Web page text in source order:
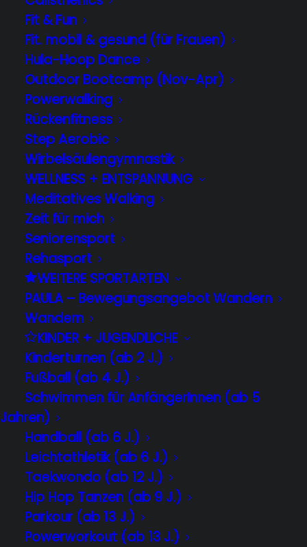
Fit & Fun
Fit. mobil & gesund (für Frauen)
Hula-Hoop Dance
Outdoor Bootcamp (Nov-Apr)
Powerwalking
Rückenfitness
Step Aerobic
Wirbelsäulengymnastik
WELLNESS + ENTSPANNUNG
Meditatives Walking
Zeit für mich
Seniorensport
Rehasport
WEITERE SPORTARTEN
PAULA – Bewegungsangebot Wandern
Wandern
KINDER + JUGENDLICHE
Kinderturnen (ab 2 J.)
Fußball (ab 4 J.)
Schwimmen für AnfängerInnen (ab 5
Jahren)
Handball (ab 6 J.)
Leichtathletik (ab 6 J.)
Taekwondo (ab 12 J.)
Hip Hop Tanzen (ab 9 J.)
Parkour (ab 13 J.)
Powerworkout (ab 13 J.)
Die Wilhelmshöher Seniorenabteilung
Fußball durfte passend zur
Sommerpause eine Spende der
Kasseler Sparkasse in Empfang
nehmen.
Wir freuen uns die Kasseler
Sparkasse als neuen Sponsor der TSG
für die kommende Saison begrüßen zu
dürfen und bedanken uns für die
Spende.
Von links: Jürgen Mück (Kasseler
Sparkasse), Hüsein Üstün, Rebecca
Rode, Markus Rahman und Marcel König
(Kasseler Sparkasse)
#tsgwilhelmshöhe
#sponsoring#teamherkules
#kasselersparkasse